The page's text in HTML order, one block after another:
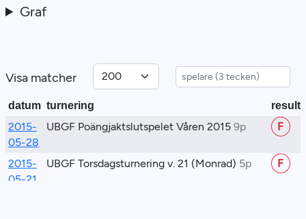
Graf
Visa matcher
datum turnering
2015-
05-28
UBGF Poängjaktslutspelet Våren 2015 9p F
2015-
05-21
UBGF Torsdagsturnering v. 21 (Monrad) 5p F